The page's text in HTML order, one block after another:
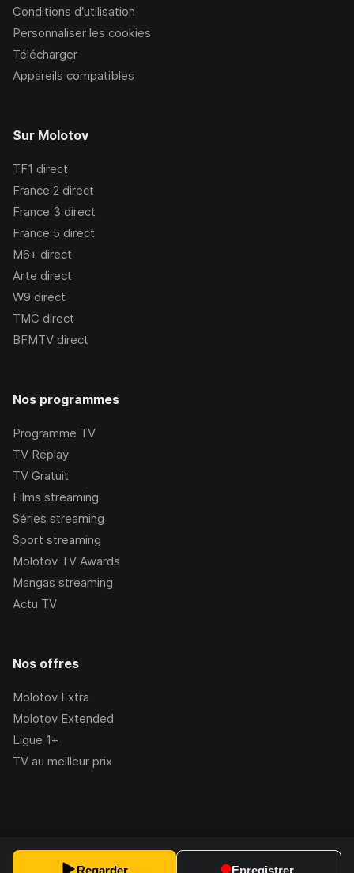
Regarder Enregistrer
Conditions d’utilisation
Personnaliser les cookies
Télécharger
Appareils compatibles
Sur Molotov
TF1 direct
France 2 direct
France 3 direct
France 5 direct
M6+ direct
Arte direct
W9 direct
TMC direct
BFMTV direct
Nos programmes
Programme TV
TV Replay
TV Gratuit
Films streaming
Séries streaming
Sport streaming
Molotov TV Awards
Mangas streaming
Actu TV
Nos offres
Molotov Extra
Molotov Extended
Ligue 1+
TV au meilleur prix
2.228.1